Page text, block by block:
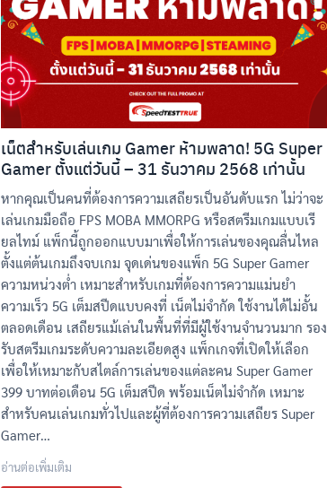
Search
for:
เน็ตสำหรับเล่นเกม Gamer ห้ามพลาด! 5G Super
Gamer ตั้งแต่วันนี้ – 31 ธันวาคม 2568 เท่านั้น
หากคุณเป็นคนที่ต้องการความเสถียรเป็นอันดับแรก ไม่ว่าจะ
เล่นเกมมือถือ FPS MOBA MMORPG หรือสตรีมเกมแบบเรี
ยลไทม์ แพ็กนี้ถูกออกแบบมาเพื่อให้การเล่นของคุณลื่นไหล
ตั้งแต่ต้นเกมถึงจบเกม จุดเด่นของแพ็ก 5G Super Gamer
ความหน่วงต่ำ เหมาะสำหรับเกมที่ต้องการความแม่นยำ
ความเร็ว 5G เต็มสปีดแบบคงที่ เน็ตไม่จำกัด ใช้งานได้ไม่อั้น
ตลอดเดือน เสถียรแม้เล่นในพื้นที่ที่มีผู้ใช้งานจำนวนมาก รอง
รับสตรีมเกมระดับความละเอียดสูง แพ็กเกจที่เปิดให้เลือก
เพื่อให้เหมาะกับสไตล์การเล่นของแต่ละคน Super Gamer
399 บาทต่อเดือน 5G เต็มสปีด พร้อมเน็ตไม่จำกัด เหมาะ
สำหรับคนเล่นเกมทั่วไปและผู้ที่ต้องการความเสถียร Super
Gamer…
อ่านต่อเพิ่มเติม